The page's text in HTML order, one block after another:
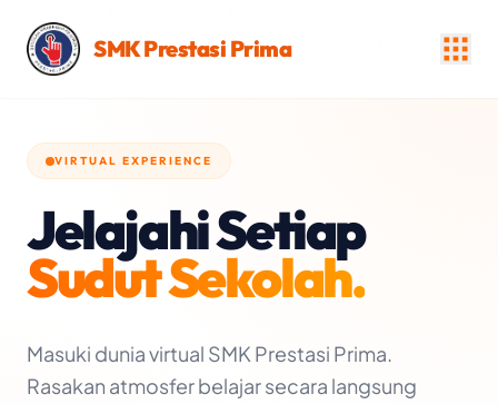
left: 25%; width: 75%; } 100% { left: 100%; width: 50%; } }
SMK Prestasi Prima
VIRTUAL EXPERIENCE
Jelajahi Setiap
Sudut Sekolah.
Masuki dunia virtual SMK Prestasi Prima.
Rasakan atmosfer belajar secara langsung